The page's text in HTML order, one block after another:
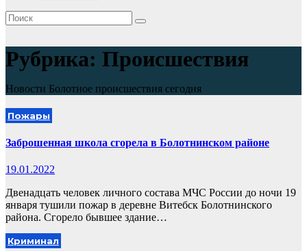
Рубрика: Происшествия
Новости Болотное происшествия сегодня
Пожары
Заброшенная школа сгорела в Болотнинском районе
19.01.2022
Двенадцать человек личного состава МЧС России до ночи 19
января тушили пожар в деревне Витебск Болотнинского
района. Сгорело бывшее здание…
Криминал